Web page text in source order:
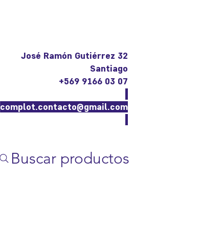
José Ramón Gutiérrez 32
Santiago
+569 9166 03 07
complot.contacto@gmail.com
Buscar productos